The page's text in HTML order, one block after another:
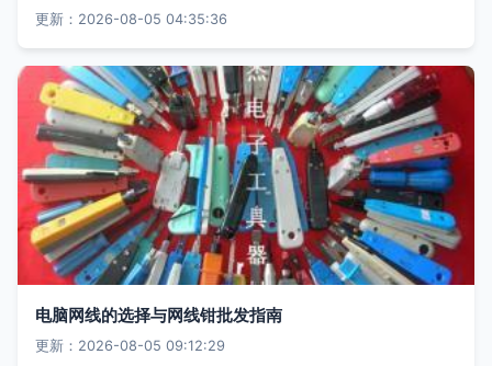
更新：2026-08-05 04:35:36
电脑网线的选择与网线钳批发指南
更新：2026-08-05 09:12:29